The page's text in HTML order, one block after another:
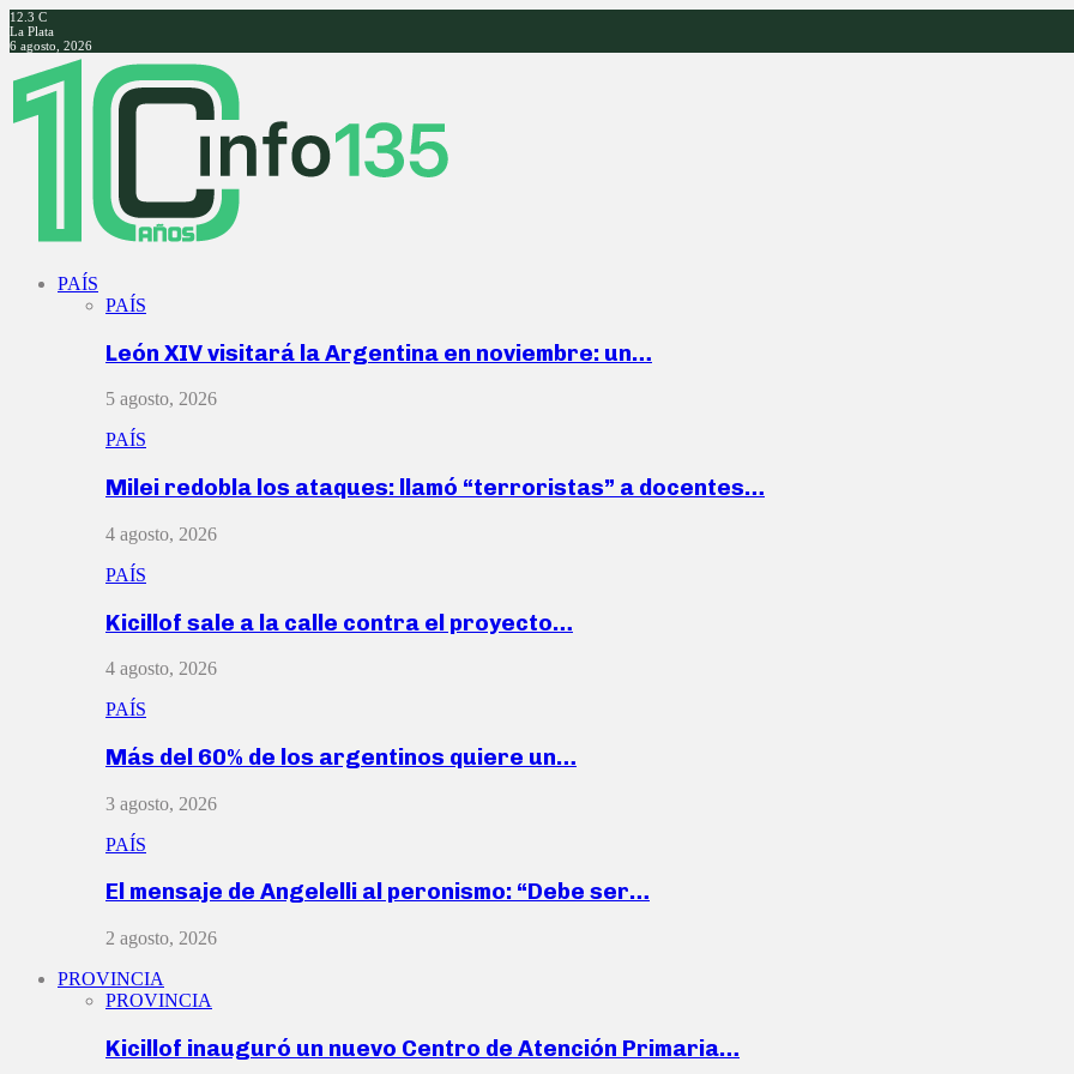
12.3 C
La Plata
6 agosto, 2026
Facebook
Twitter
Instagram
Youtube
PAÍS
PAÍS
León XIV visitará la Argentina en noviembre: un…
5 agosto, 2026
PAÍS
Milei redobla los ataques: llamó “terroristas” a docentes…
4 agosto, 2026
PAÍS
Kicillof sale a la calle contra el proyecto…
4 agosto, 2026
PAÍS
Más del 60% de los argentinos quiere un…
3 agosto, 2026
PAÍS
El mensaje de Angelelli al peronismo: “Debe ser…
2 agosto, 2026
PROVINCIA
PROVINCIA
Kicillof inauguró un nuevo Centro de Atención Primaria…